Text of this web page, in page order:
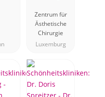
Esthétique
Dr Assassi
Zentrum für
Ästhetische
Chirurgie
Luxemburg